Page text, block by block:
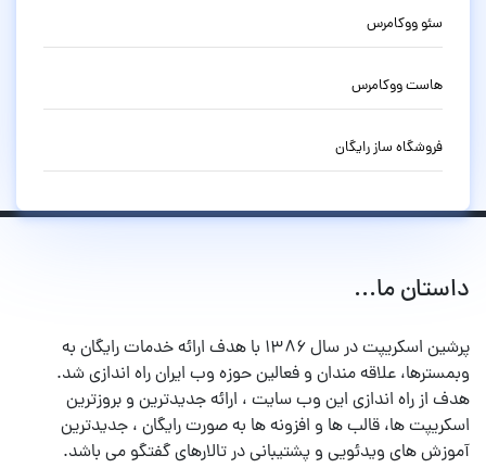
سئو ووکامرس
هاست ووکامرس
فروشگاه ساز رایگان
داستان ما...
پرشین اسکریپت در سال ۱۳۸۶ با هدف ارائه خدمات رایگان به
وبمسترها، علاقه مندان و فعالین حوزه وب ایران راه اندازی شد.
هدف از راه اندازی این وب سایت ، ارائه جدیدترین و بروزترین
اسکریپت ها، قالب ها و افزونه ها به صورت رایگان ، جدیدترین
آموزش های ویدئویی و پشتیبانی در تالارهای گفتگو می باشد.